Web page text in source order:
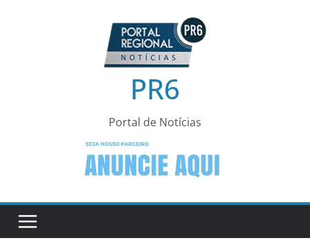
PR6
Portal de Notícias